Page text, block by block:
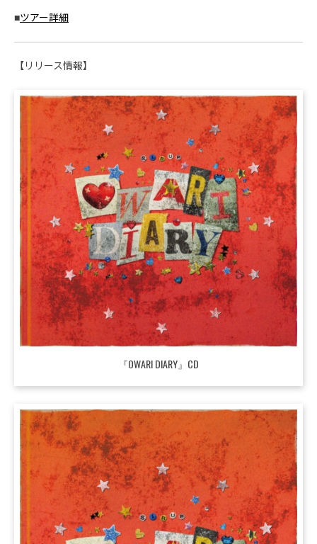
■ツアー詳細
【リリース情報】
『OWARI DIARY』CD